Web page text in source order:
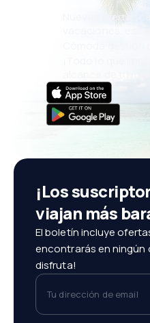
Nuevas ofertas
vacaciones,
Cómoda gestión
¡Todo lo que
¡Los
viajan más
El boletín incluye
encontrarás en ningún
disfruta!
Tu dirección de email